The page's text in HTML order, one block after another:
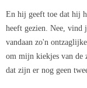
En hij geeft toe dat hij
heeft gezien. Nee, vind
vandaan zo'n
om mijn kiekjes van de
dat zijn er nog geen